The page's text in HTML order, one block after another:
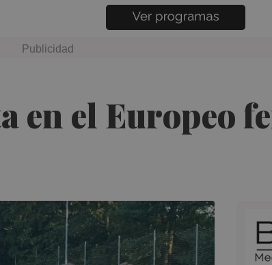
en el Europeo